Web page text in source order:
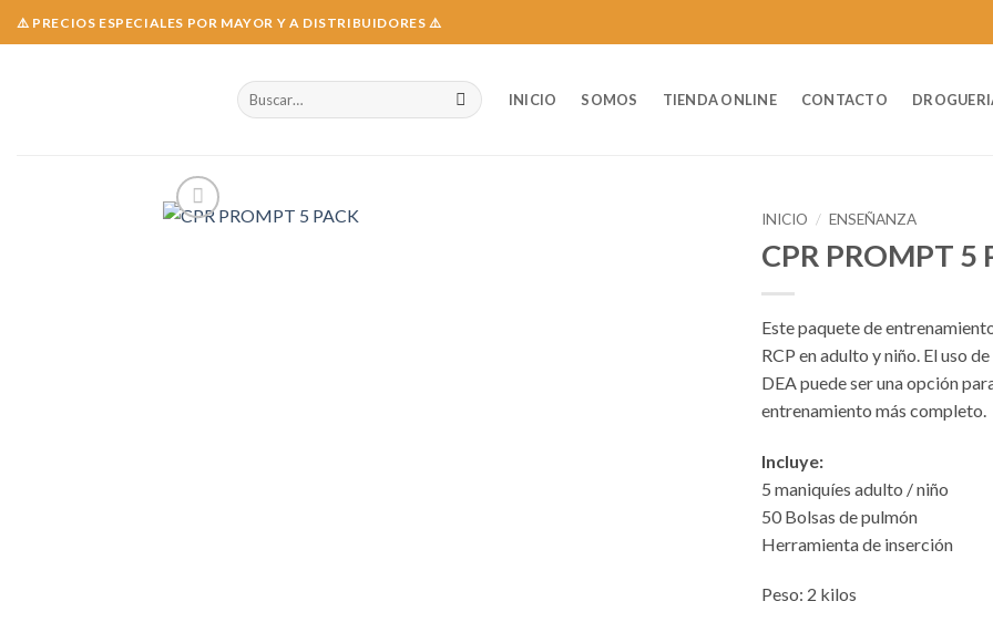
Skip
to
⚠️ PRECIOS ESPECIALES POR MAYOR Y A DISTRIBUIDORES ⚠️
Buscar
por:
INICIO SOMOS TIENDA ONLINE CONTACTO
INICIO / ENSEÑANZA
CPR PROMPT 5
Este paquete de
RCP en adulto y niño. El uso
DEA puede ser una opción
entrenamiento más completo.
Incluye:
5 maniquíes adulto / niño
50 Bolsas de pulmón
Herramienta de inserción
Peso: 2 kilos